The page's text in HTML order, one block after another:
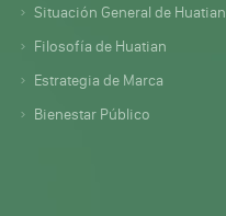
Situación General de Huatian
Filosofía de Huatian
Estrategia de Marca
Bienestar Público